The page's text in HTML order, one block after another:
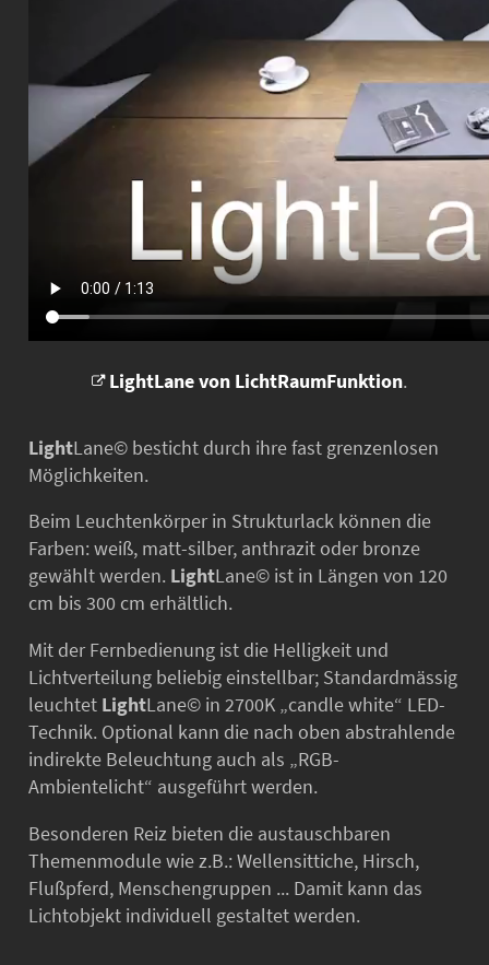
LightLane von LichtRaumFunktion.
LightLane© besticht durch ihre fast grenzenlosen
Möglichkeiten.
Beim Leuchtenkörper in Strukturlack können die
Farben: weiß, matt-silber, anthrazit oder bronze
gewählt werden. LightLane© ist in Längen von 120
cm bis 300 cm erhältlich.
Mit der Fernbedienung ist die Helligkeit und
Lichtverteilung beliebig einstellbar; Standardmässig
leuchtet LightLane© in 2700K „candle white“ LED-
Technik. Optional kann die nach oben abstrahlende
indirekte Beleuchtung auch als „RGB-
Ambientelicht“ ausgeführt werden.
Besonderen Reiz bieten die austauschbaren
Themenmodule wie z.B.: Wellensittiche, Hirsch,
Flußpferd, Menschengruppen ... Damit kann das
Lichtobjekt individuell gestaltet werden.